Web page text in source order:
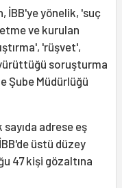
İBB'ye yönelik, 'suç
ve kurulan
'rüşvet',
yürüttüğü soruşturma
Şube Müdürlüğü
adrese eş
üstü düzey
47 kişi gözaltına